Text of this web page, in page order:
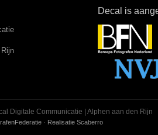
Decal is
Digitale Communicatie | Alphen aan den Rijn
· Realisatie Scaberro